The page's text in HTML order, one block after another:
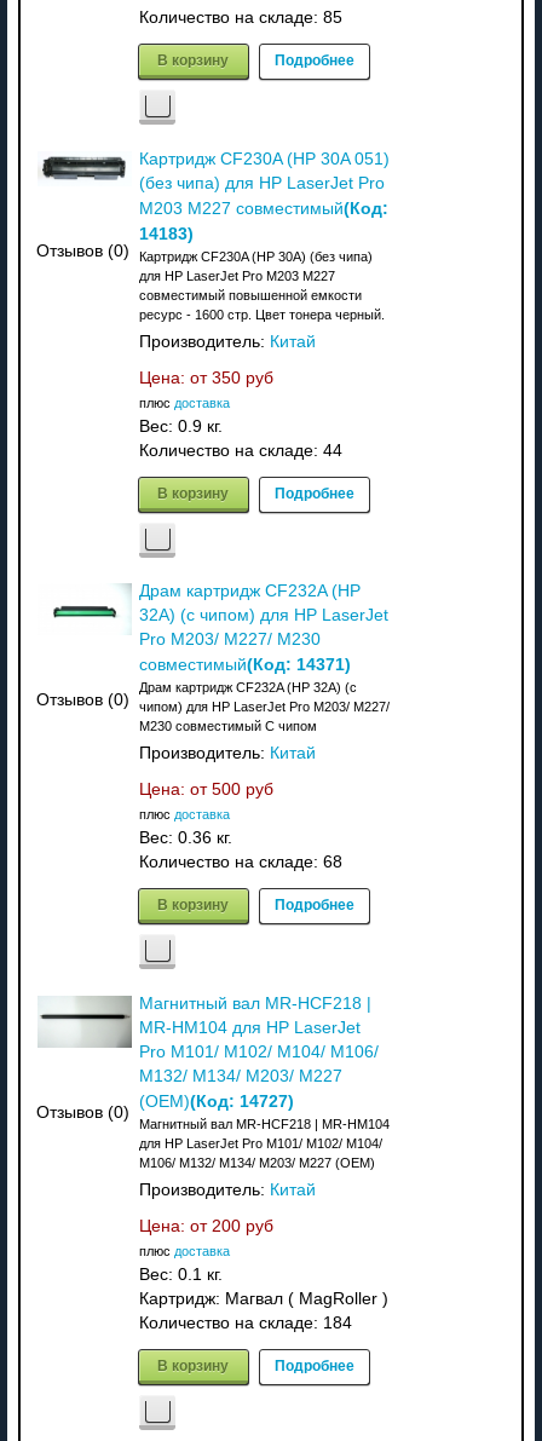
Количество на складе: 85
В корзину Подробнее
Отзывов (0)
Картридж CF230A (HP 30A 051)
(без чипа) для HP LaserJet Pro
M203 M227 совместимый(Код:
14183)
Картридж CF230A (HP 30A) (без чипа)
для HP LaserJet Pro M203 M227
совместимый повышенной емкости
ресурс - 1600 стр. Цвет тонера черный.
Производитель: Китай
Цена: от 350 руб
плюс доставка
Вес: 0.9 кг.
Количество на складе: 44
В корзину Подробнее
Отзывов (0)
Драм картридж CF232A (HP
32A) (с чипом) для HP LaserJet
Pro M203/ M227/ M230
совместимый(Код: 14371)
Драм картридж CF232A (HP 32A) (с
чипом) для HP LaserJet Pro M203/ M227/
M230 совместимый С чипом
Производитель: Китай
Цена: от 500 руб
плюс доставка
Вес: 0.36 кг.
Количество на складе: 68
В корзину Подробнее
Отзывов (0)
Магнитный вал MR-HCF218 |
MR-HM104 для HP LaserJet
Pro M101/ M102/ M104/ M106/
M132/ M134/ M203/ M227
(OEM)(Код: 14727)
Магнитный вал MR-HCF218 | MR-HM104
для HP LaserJet Pro M101/ M102/ M104/
M106/ M132/ M134/ M203/ M227 (OEM)
Производитель: Китай
Цена: от 200 руб
плюс доставка
Вес: 0.1 кг.
Картридж: Магвал ( MagRoller )
Количество на складе: 184
В корзину Подробнее